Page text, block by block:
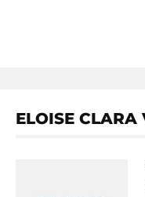
ELOISE CLARA